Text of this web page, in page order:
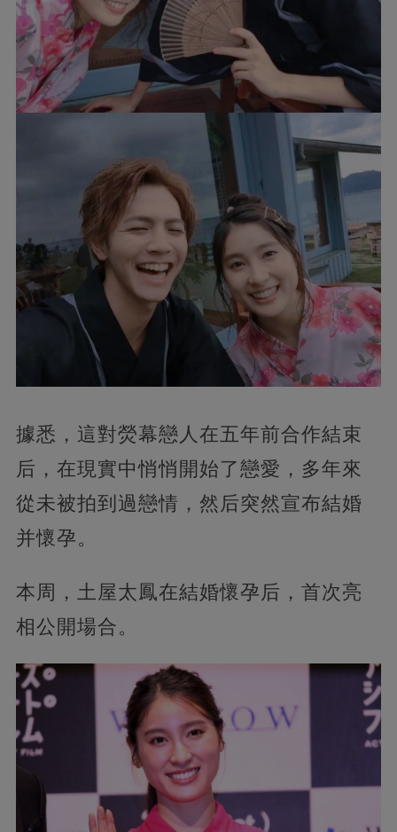
據悉，這對熒幕戀人在五年前合作結束
后，在現實中悄悄開始了戀愛，多年來
從未被拍到過戀情，然后突然宣布結婚
并懷孕。
本周，土屋太鳳在結婚懷孕后，首次亮
相公開場合。